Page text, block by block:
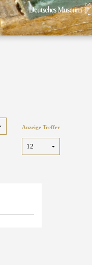
Anzeige Treffer